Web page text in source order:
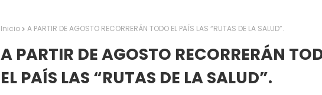
Inicio A PARTIR DE AGOSTO RECORRERÁN TODO EL PAÍS LAS “RUTAS DE LA SALUD”.
A PARTIR DE AGOSTO RECORRERÁN
EL PAÍS LAS “RUTAS DE LA SALUD”.